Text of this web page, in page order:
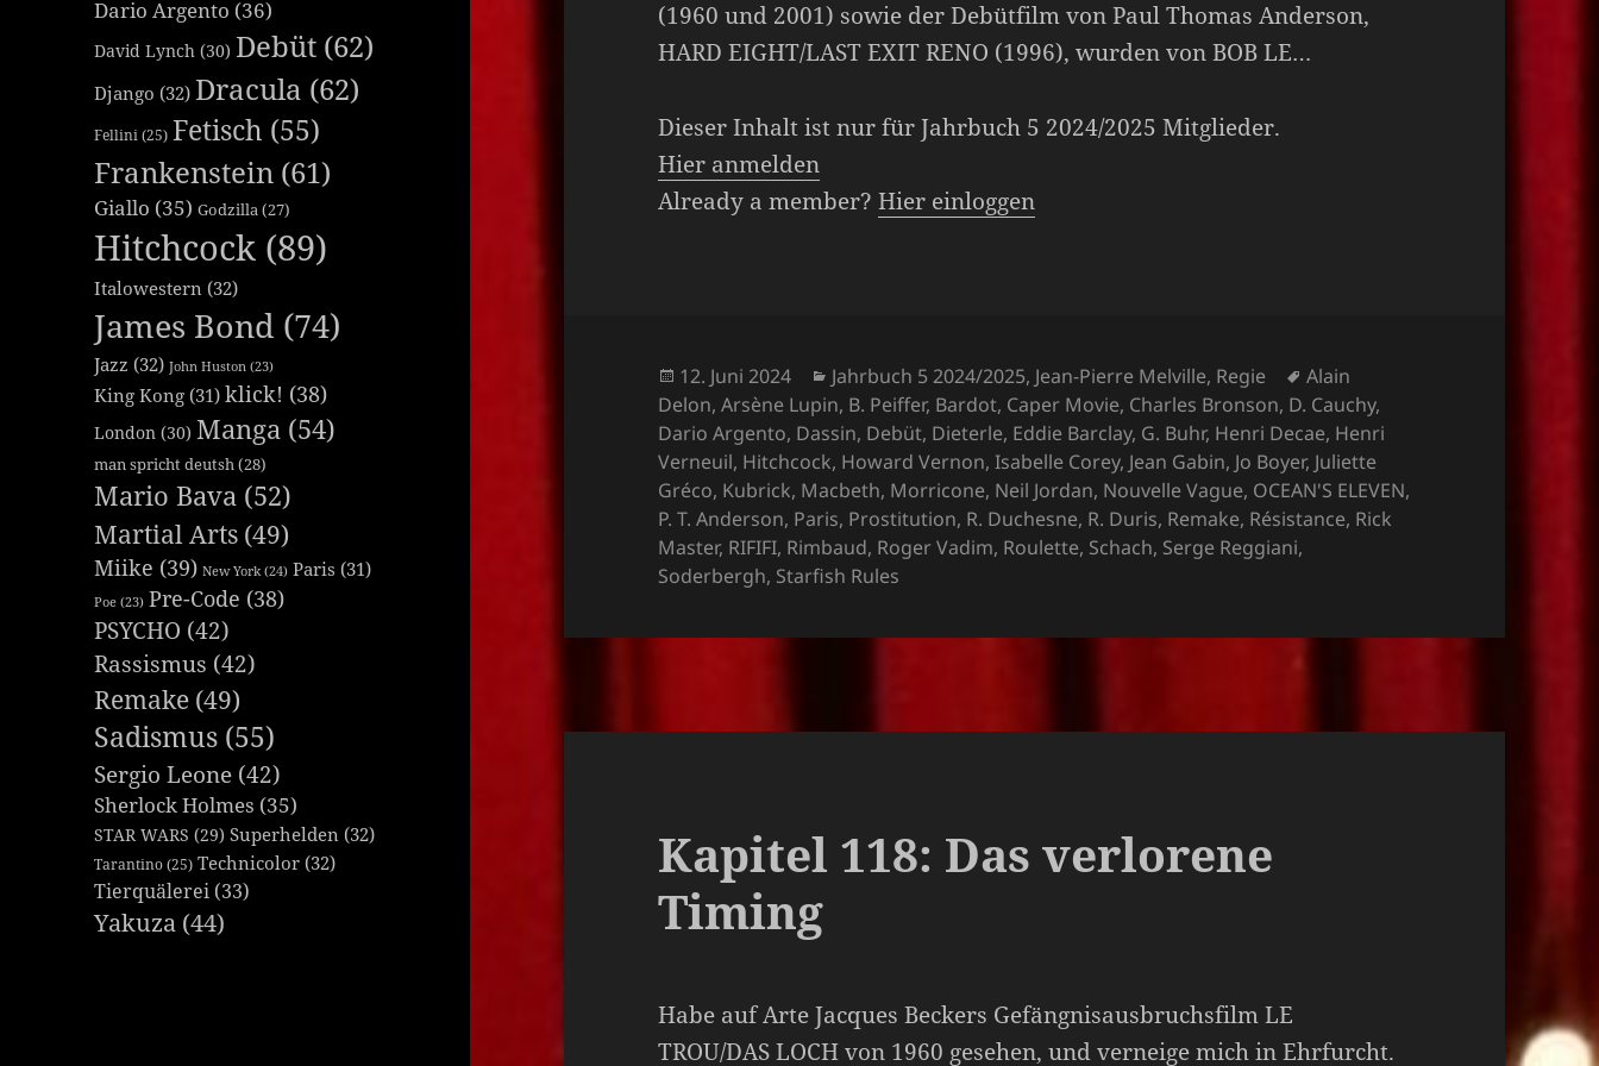
Dario Argento (36)
David Lynch (30) Debüt (62)
Django (32) Dracula (62)
Fellini (25) Fetisch (55)
Frankenstein (61)
Giallo (35) Godzilla(27)
Hitchcock (89)
Italowestern (32)
James Bond (74)
Jazz (32) John Huston (23)
King Kong (31) klick! (38)
London (30) Manga (54)
man spricht deutsh(28)
Mario Bava (52)
Martial Arts (49)
Miike (39) New York(24) Paris (31)
Poe (23) Pre-Code (38)
PSYCHO (42)
Rassismus (42)
Remake (49)
Sadismus (55)
Sergio Leone (42)
Sherlock Holmes (35)
STAR WARS (29) Superhelden (32)
Tarantino (25) Technicolor (32)
Tierquälerei (33)
Yakuza (44)
(1960 und 2001) sowie der Debütfilm von Paul Thomas Anderson,
HARD EIGHT/LAST EXIT RENO (1996), wurden von BOB LE…
Dieser Inhalt ist nur für Jahrbuch 5 2024/2025 Mitglieder.
Hier anmelden
Already a member?Hier einloggen
Veröffentlicht
am
12. Juni 2024 Kategorien
Jahrbuch 5 2024/2025, Jean-Pierre Melville, Regie Schlagwörter
Alain
Delon,Arsène Lupin, B. Peiffer, Bardot, Caper Movie, Charles Bronson, D. Cauchy,
Dario Argento, Dassin, Debüt, Dieterle, Eddie Barclay, G. Buhr, Henri Decae, Henri
Verneuil, Hitchcock, Howard Vernon,Isabelle Corey, Jean Gabin, Jo Boyer, Juliette
Gréco, Kubrick, Macbeth, Morricone, Neil Jordan, Nouvelle Vague, OCEAN'S ELEVEN,
P. T. Anderson, Paris, Prostitution, R. Duchesne, R. Duris, Remake, Résistance, Rick
Master, RIFIFI, Rimbaud, Roger Vadim, Roulette, Schach, Serge Reggiani,
Soderbergh, Starfish Rules
Kapitel 118: Das verlorene
Timing
Habe auf Arte Jacques Beckers Gefängnisausbruchsfilm LE
TROU/DAS LOCH von 1960 gesehen, und verneige mich in Ehrfurcht.